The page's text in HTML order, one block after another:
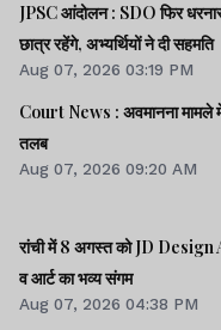
JPSC आंदोलन : SDO फिर
छात्र रहेंगे, अभ्यर्थियों ने दी सहमति
Aug 07, 2026 03:19 PM
Court News : अवमानना मामले में हाईकोर्ट ने पलामू डीसी को किया
तलब
Aug 07, 2026 09:20 AM
रांची में 8 अगस्त को JD
व आर्ट का भव्य संगम
Aug 07, 2026 04:38 PM